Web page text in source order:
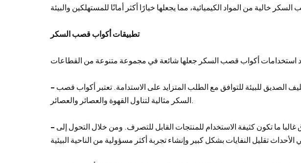
تطبيقات أكواب قصب السكر
الصديق للبيئة للتوافق مع الطلب المتزايد على الاستدامة. تعتبر أكواب قصب
السكر مثالية لتناول القهوة والعصائر والعصائر.
غالبا ما تكون كثيفة الاستخدام للمنتجات القابل للتصرف. ومن خلال التحول إلى